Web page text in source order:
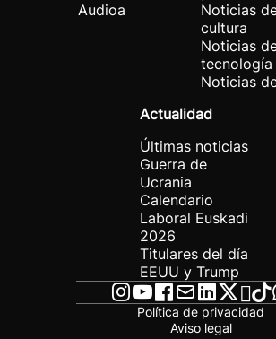
Audioa
Noticias
cultura
Noticias
tecnología
Noticias
Actualidad
Últimas noticias
Guerra de
Ucrania
Calendario
Laboral Euskadi
2026
Titulares del día
EEUU y Trump
Política de privacidad
Aviso legal